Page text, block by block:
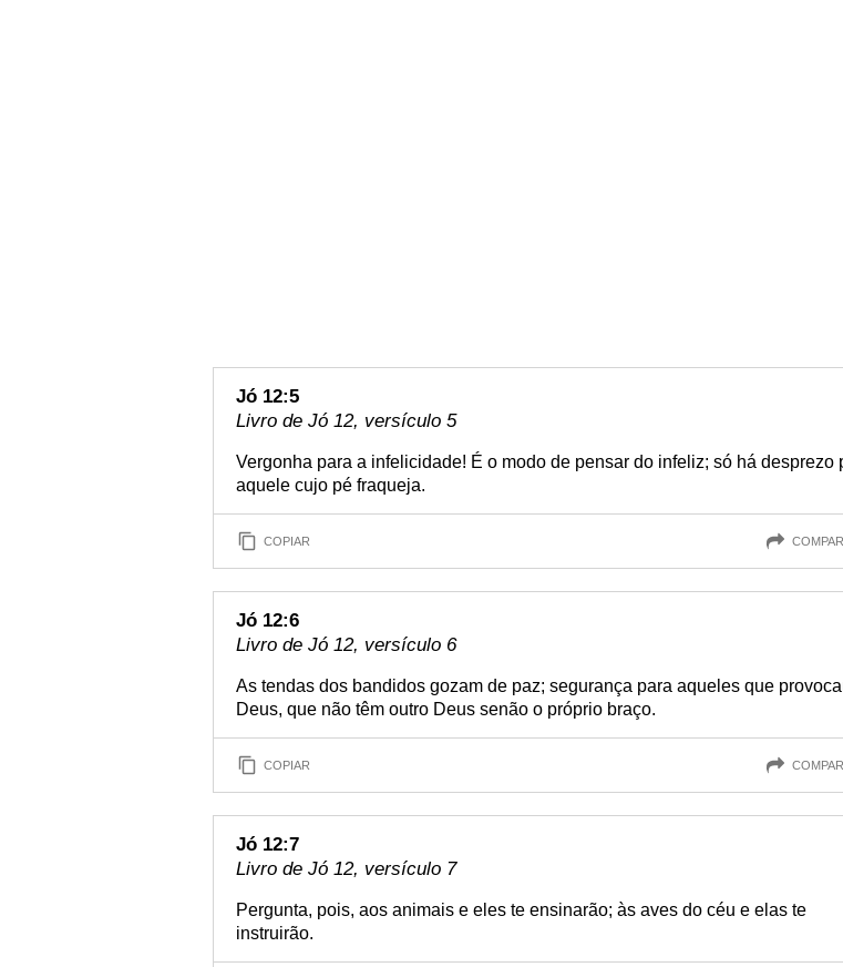
Jó 12:5
Livro de Jó 12, versículo 5
Vergonha para a infelicidade! É o modo de pensar do infeliz; só há desprezo
aquele cujo pé fraqueja.
COPIAR
Jó 12:6
Livro de Jó 12, versículo 6
As tendas dos bandidos gozam de paz; segurança para aqueles que
Deus, que não têm outro Deus senão o próprio braço.
COPIAR
Jó 12:7
Livro de Jó 12, versículo 7
Pergunta, pois, aos animais e eles te ensinarão; às aves do céu e elas te
instruirão.